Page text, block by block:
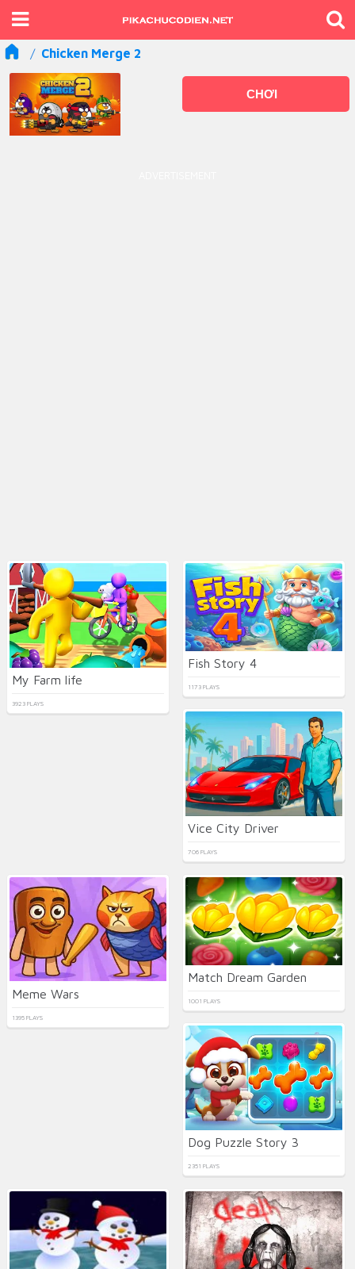
Chicken Merge 2
CHƠI
My Farm life
3923 PLAYS
Fish Story 4
1173 PLAYS
Vice City Driver
706 PLAYS
Meme Wars
1395 PLAYS
Match Dream Garden
1001 PLAYS
Dog Puzzle Story 3
2351 PLAYS